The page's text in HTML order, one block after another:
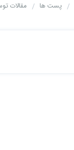
پست ها مقالات